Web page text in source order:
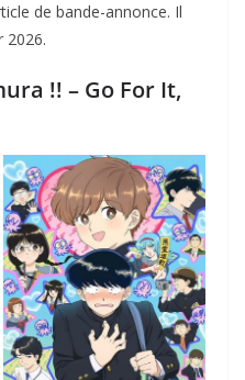
de bande-annonce. Il
2026.
!! – Go For It,